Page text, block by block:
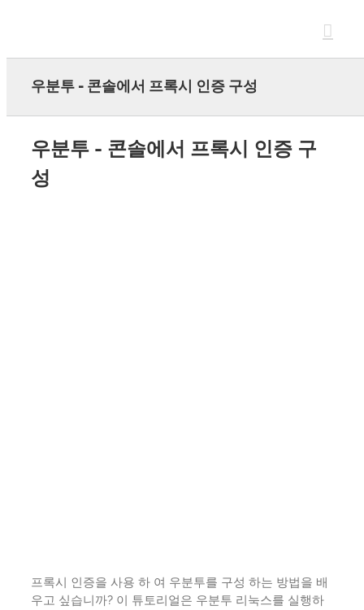
우분투 - 콘솔에서 프록시 인증 구성
우분투 - 콘솔에서 프록시 인증 구
성
프록시 인증을 사용 하 여 우분투를 구성 하는 방법을 배
우고 싶습니까? 이 튜토리얼은 우분투 리눅스를 실행하